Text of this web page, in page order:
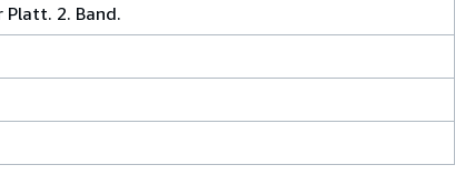
Platt. 2. Band.